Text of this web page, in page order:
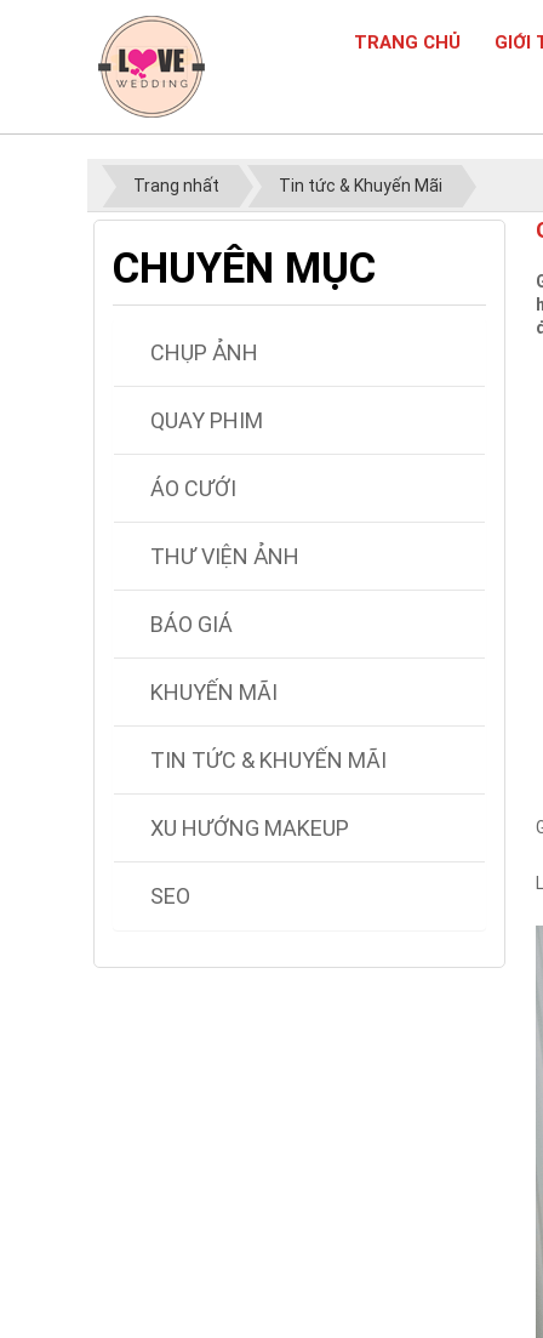
TRANG CHỦ GIỚI
Trang nhất Tin tức & Khuyến Mãi
CHUYÊN MỤC
CHỤP ẢNH
QUAY PHIM
ÁO CƯỚI
THƯ VIỆN ẢNH
BÁO GIÁ
KHUYẾN MÃI
TIN TỨC & KHUYẾN MÃI
XU HƯỚNG MAKEUP
SEO